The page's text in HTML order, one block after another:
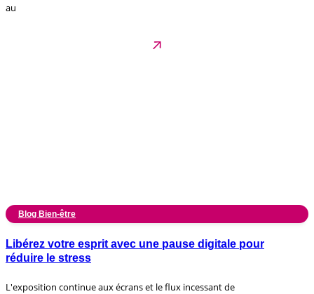
au
Blog Bien-être
Libérez votre esprit avec une pause digitale pour
réduire le stress
L'exposition continue aux écrans et le flux incessant de